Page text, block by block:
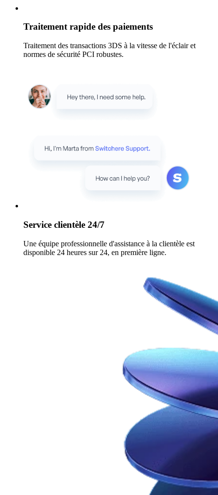
Traitement rapide des paiements
Traitement des transactions 3DS à la vitesse de l'éclair et
normes de sécurité PCI robustes.
Service clientèle 24/7
Une équipe professionnelle d'assistance à la clientèle est
disponible 24 heures sur 24, en première ligne.